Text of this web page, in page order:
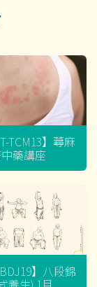
TCM13】蕁麻
藥講座
】八段錦